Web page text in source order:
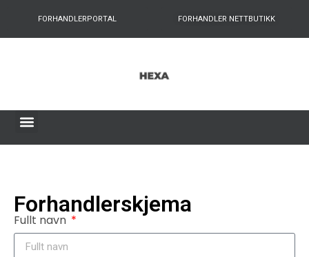
FORHANDLERPORTAL FORHANDLER NETTBUTIKK
Forhandlerskjema
Fullt navn